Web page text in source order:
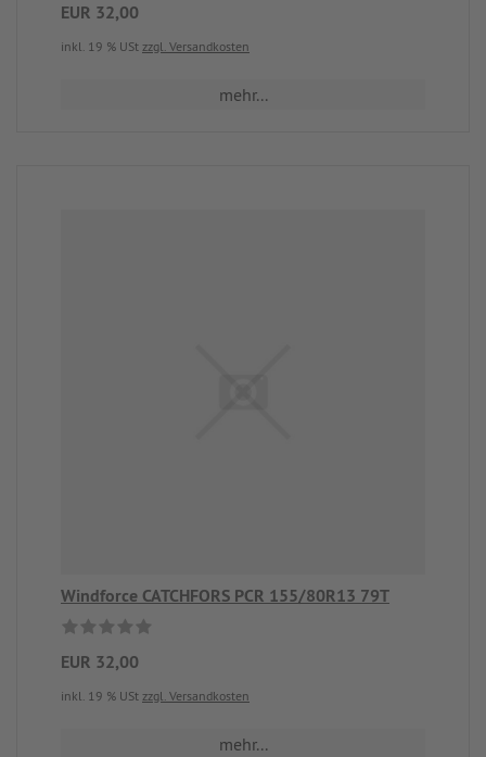
EUR 32,00
inkl. 19 % USt zzgl. Versandkosten
mehr...
Windforce CATCHFORS PCR 155/80R13 79T
EUR 32,00
inkl. 19 % USt zzgl. Versandkosten
mehr...